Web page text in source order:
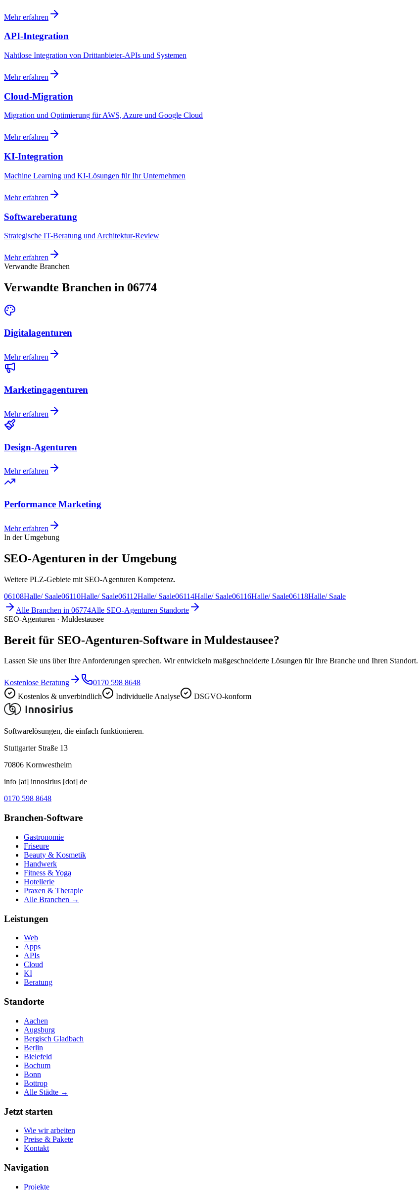
Mehr erfahren
API-Integration
Nahtlose Integration von Drittanbieter-APIs und Systemen
Mehr erfahren
Cloud-Migration
Migration und Optimierung für AWS, Azure und Google Cloud
Mehr erfahren
KI-Integration
Machine Learning und KI-Lösungen für Ihr Unternehmen
Mehr erfahren
Softwareberatung
Strategische IT-Beratung und Architektur-Review
Mehr erfahren
Verwandte Branchen
Verwandte Branchen in 06774
Digitalagenturen
Mehr erfahren
Marketingagenturen
Mehr erfahren
Design-Agenturen
Mehr erfahren
Performance Marketing
Mehr erfahren
In der Umgebung
SEO-Agenturen in der Umgebung
Weitere PLZ-Gebiete mit SEO-Agenturen Kompetenz.
06108Halle/ Saale06110Halle/ Saale06112Halle/ Saale06114Halle/ Saale06116Halle/ Saale06118Halle/ Saale
Alle Branchen in 06774Alle SEO-Agenturen Standorte
SEO-Agenturen · Muldestausee
Bereit für SEO-Agenturen-Software in Muldestausee?
Lassen Sie uns über Ihre Anforderungen sprechen. Wir entwickeln maßgeschneiderte Lösungen für Ihre Branche und Ihren Standort.
Kostenlose Beratung
0170 598 8648
Kostenlos & unverbindlich
Individuelle Analyse DSGVO-konform
Softwarelösungen, die einfach funktionieren.
Stuttgarter Straße 13
70806 Kornwestheim
info [at] innosirius [dot] de
0170 598 8648
Branchen-Software
Gastronomie
Friseure
Beauty & Kosmetik
Handwerk
Fitness & Yoga
Hotellerie
Praxen & Therapie
Alle Branchen →
Leistungen
Web
Apps
APIs
Cloud
KI
Beratung
Standorte
Aachen
Augsburg
Bergisch Gladbach
Berlin
Bielefeld
Bochum
Bonn
Bottrop
Alle Städte →
Jetzt starten
Wie wir arbeiten
Preise & Pakete
Kontakt
Navigation
Projekte